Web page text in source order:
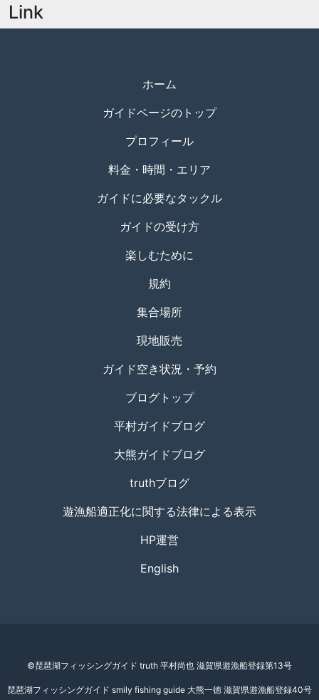
Link
ホーム
ガイドページのトップ
プロフィール
料金・時間・エリア
ガイドに必要なタックル
ガイドの受け方
楽しむために
規約
集合場所
現地販売
ガイド空き状況・予約
ブログトップ
平村ガイドブログ
大熊ガイドブログ
truthブログ
遊漁船適正化に関する法律による表示
HP運営
English
©琵琶湖フィッシングガイド truth 平村尚也 滋賀県遊漁船登録第13号
琵琶湖フィッシングガイド smily fishing guide 大熊一徳 滋賀県遊漁船登録40号